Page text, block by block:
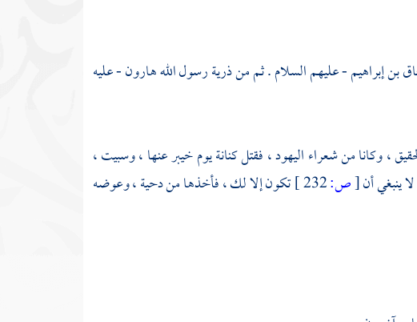
إبراهيم - عليهم السلام . ثم من ذرية رسول الله هارون - عليه
، وكانا من شعراءاليهود، فقتلكنانةيومخيبرعنها ، وسبيت ،
ينبغي أن[ص: تكون إلا لك ، فأخذها مندحية، وعوضه